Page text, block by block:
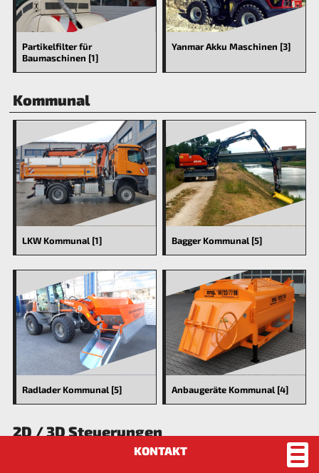
Partikelfilter für
Baumaschinen [1]
Yanmar Akku Maschinen [3]
Kommunal
LKW Kommunal [1] Bagger Kommunal [5]
Radlader Kommunal [5] Anbaugeräte Kommunal [4]
2D / 3D Steuerungen